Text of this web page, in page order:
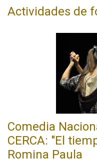
Actividades de
Comedia
CERCA: "El
Romina Paula